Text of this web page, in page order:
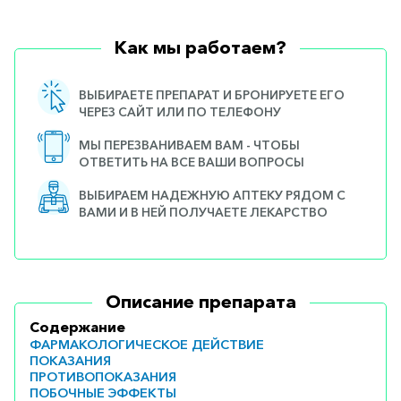
Как мы работаем?
ВЫБИРАЕТЕ ПРЕПАРАТ И БРОНИРУЕТЕ ЕГО
ЧЕРЕЗ САЙТ ИЛИ ПО ТЕЛЕФОНУ
МЫ ПЕРЕЗВАНИВАЕМ ВАМ - ЧТОБЫ
ОТВЕТИТЬ НА ВСЕ ВАШИ ВОПРОСЫ
ВЫБИРАЕМ НАДЕЖНУЮ АПТЕКУ РЯДОМ С
ВАМИ И В НЕЙ ПОЛУЧАЕТЕ ЛЕКАРСТВО
Описание препарата
Содержание
ФАРМАКОЛОГИЧЕСКОЕ ДЕЙСТВИЕ
ПОКАЗАНИЯ
ПРОТИВОПОКАЗАНИЯ
ПОБОЧНЫЕ ЭФФЕКТЫ